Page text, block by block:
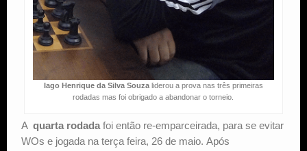
Iago Henrique da Silva Souzaliderou a prova nas três primeiras
rodadas mas foi obrigado a abandonar o torneio.
A quarta rodada foi então re-emparceirada, para se evitar
WOs e jogada na terça feira, 26 de maio. Após